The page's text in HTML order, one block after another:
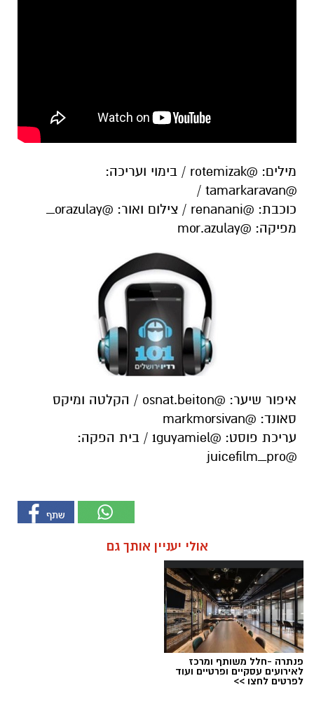
מילים: @rotemizak / בימוי ועריכה:
@tamarkaravan /
כוכבת: @renanani / צילום ואור: @orazulay_
מפיקה: @mor.azulay
איפור שיער: @osnat.beiton / הקלטה ומיקס
סאונד: @markmorsivan
עריכת פוסט: @1guyamiel / בית הפקה:
@juicefilm_pro
אולי יעניין אותך גם
פנתרה -חלל משותף ומרכז
לאירועים עסקיים ופרטיים ועוד
לפרטים לחצו >>